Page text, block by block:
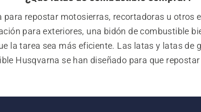
para repostar motosierras, recortadoras u otros
para exteriores, una bidón de combustible
la tarea sea más eficiente. Las latas y latas de
Husqvarna se han diseñado para que